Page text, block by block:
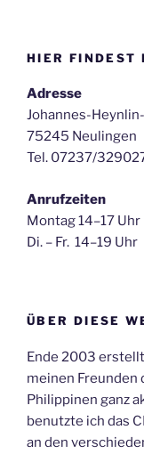
HIER FINDEST
Adresse
Johannes-
75245 Neulingen
Tel. 07237/
Anrufzeiten
Montag 14–17 Uhr
Di. – Fr. 14–19 Uhr
ÜBER DIESE
Ende 2003
meinen Freunden
Philippinen ganz
benutzte ich das
an den